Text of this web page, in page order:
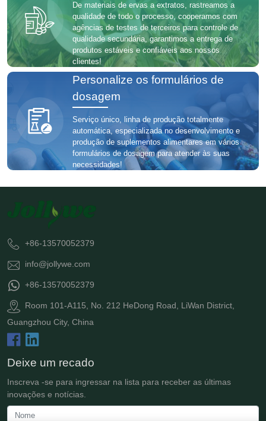
De materiais de ervas a extratos, rastreamos a
qualidade de todo o processo, cooperamos com
agências de testes de terceiros para controle de
qualidade secundária, garantimos a entrega de
produtos estáveis ​​e confiáveis ​​aos nossos
clientes!
Personalize os formulários de
dosagem
Serviço único, linha de produção totalmente
automática, especializada no desenvolvimento e
produção de suplementos alimentares em vários
formulários de dosagem para atender às suas
necessidades!
+86-13570052379
info@jollywe.com
+86-13570052379
Room 101-A115, No. 212 HeDong Road, LiWan District,
Guangzhou City, China
Deixe um recado
Inscreva -se para ingressar na lista para receber as últimas
inovações e notícias.